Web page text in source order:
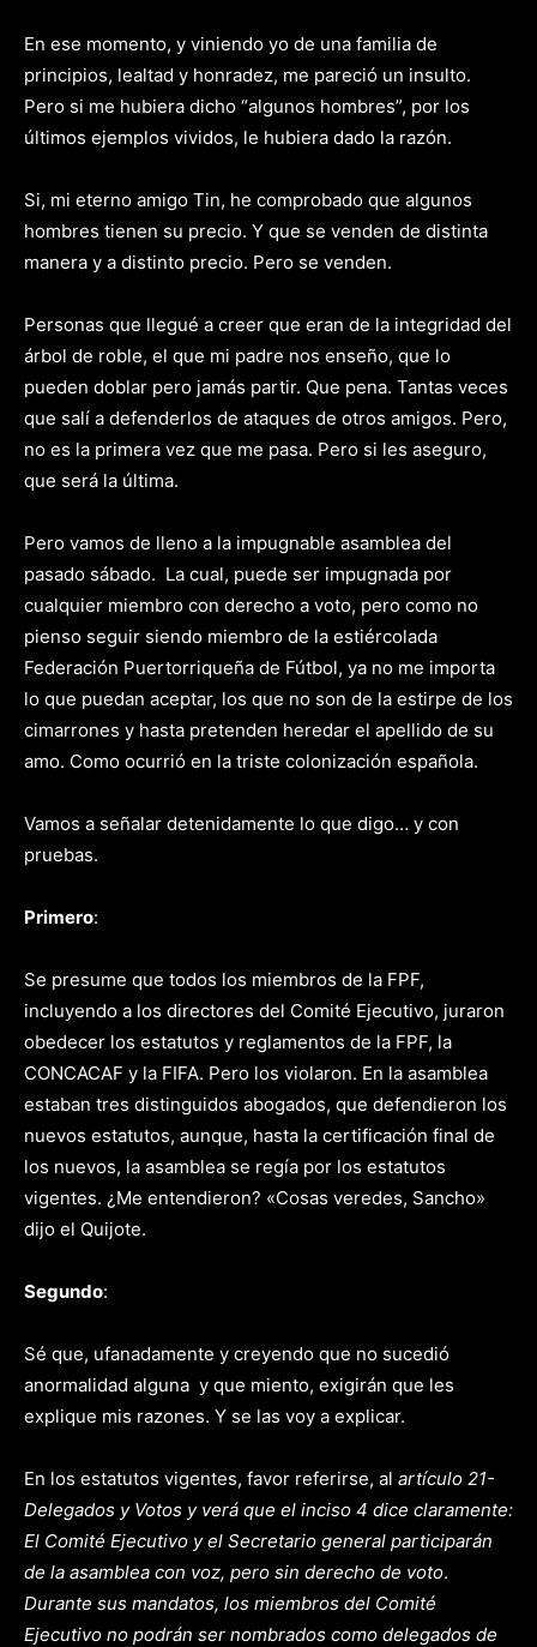
En ese momento, y viniendo yo de una familia de
principios, lealtad y honradez, me pareció un insulto.
Pero si me hubiera dicho “algunos hombres”, por los
últimos ejemplos vividos, le hubiera dado la razón.
Si, mi eterno amigo Tin, he comprobado que algunos
hombres tienen su precio. Y que se venden de distinta
manera y a distinto precio. Pero se venden.
Personas que llegué a creer que eran de la integridad del
árbol de roble, el que mi padre nos enseño, que lo
pueden doblar pero jamás partir. Que pena. Tantas veces
que salí a defenderlos de ataques de otros amigos. Pero,
no es la primera vez que me pasa. Pero si les aseguro,
que será la última.
Pero vamos de lleno a la impugnable asamblea del
pasado sábado. La cual, puede ser impugnada por
cualquier miembro con derecho a voto, pero como no
pienso seguir siendo miembro de la estiércolada
Federación Puertorriqueña de Fútbol, ya no me importa
lo que puedan aceptar, los que no son de la estirpe de los
cimarrones y hasta pretenden heredar el apellido de su
amo. Como ocurrió en la triste colonización española.
Vamos a señalar detenidamente lo que digo… y con
pruebas.
Primero:
Se presume que todos los miembros de la FPF,
incluyendo a los directores del Comité Ejecutivo, juraron
obedecer los estatutos y reglamentos de la FPF, la
CONCACAF y la FIFA. Pero los violaron. En la asamblea
estaban tres distinguidos abogados, que defendieron los
nuevos estatutos, aunque, hasta la certificación final de
los nuevos, la asamblea se regía por los estatutos
vigentes. ¿Me entendieron? «Cosas veredes, Sancho»
dijo el Quijote.
Segundo:
Sé que, ufanadamente y creyendo que no sucedió
anormalidad alguna y que miento, exigirán que les
explique mis razones. Y se las voy a explicar.
En los estatutos vigentes, favor referirse, al artículo 21-
Delegados y Votos y verá que el inciso 4 dice claramente:
El Comité Ejecutivo y el Secretario general participarán
de la asamblea con voz, pero sin derecho de voto.
Durante sus mandatos, los miembros del Comité
Ejecutivo no podrán ser nombrados como delegados de